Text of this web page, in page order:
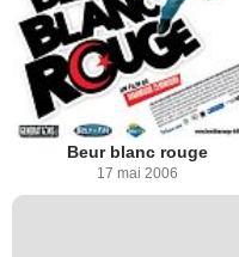
Beur blanc rouge
17 mai 2006